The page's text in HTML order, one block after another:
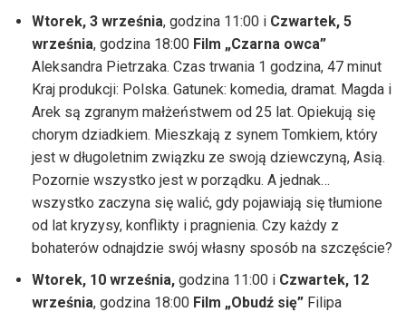
Wtorek, 3 września, godzina 11:00 i Czwartek, 5
września, godzina 18:00 Film „Czarna owca”
Aleksandra Pietrzaka. Czas trwania 1 godzina, 47 minut
Kraj produkcji: Polska. Gatunek: komedia, dramat. Magda i
Arek są zgranym małżeństwem od 25 lat. Opiekują się
chorym dziadkiem. Mieszkają z synem Tomkiem, który
jest w długoletnim związku ze swoją dziewczyną, Asią.
Pozornie wszystko jest w porządku. A jednak…
wszystko zaczyna się walić, gdy pojawiają się tłumione
od lat kryzysy, konflikty i pragnienia. Czy każdy z
bohaterów odnajdzie swój własny sposób na szczęście?
Wtorek, 10 września, godzina 11:00 i Czwartek, 12
września, godzina 18:00 Film „Obudź się” Filipa